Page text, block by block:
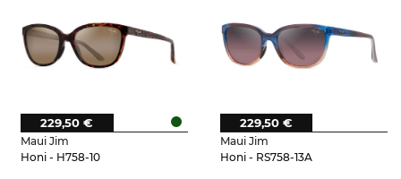
Maui Jim
Honi - H758-10
229,50 €
Maui Jim
Honi - RS758-13A
229,50 €